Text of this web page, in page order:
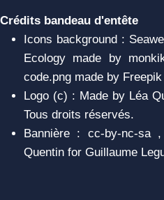
Crédits bandeau d'entête
Icons background :
Ecology made by
code.png made by
Logo (c) : Made by Léa
Tous droits réservés.
Bannière : cc-by-nc-sa
Quentin for Guillaume